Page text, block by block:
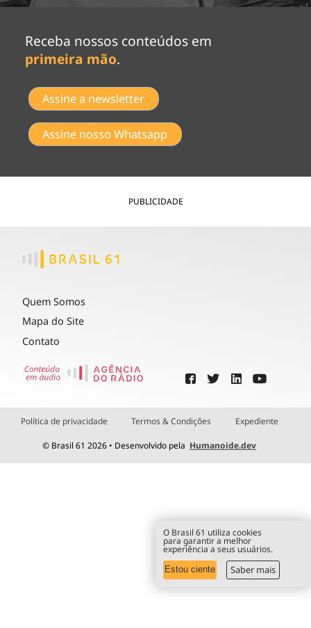
Receba nossos conteúdos em
primeira mão.
Assine a newsletter
Assine nosso Whatsapp
PUBLICIDADE
Quem Somos
Mapa do Site
Contato
Política de privacidade Termos & Condições Expediente
© Brasil 61 2026 • Desenvolvido pela Humanoide.dev
O Brasil 61 utiliza cookies
para garantir a melhor
experiência a seus usuários.
Estou ciente Saber mais